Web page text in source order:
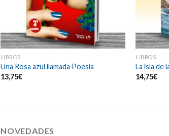
LIBROS
Una Rosa azul llamada Poesía
13,75€
LIBROS
La isla de
14,75€
NOVEDADES